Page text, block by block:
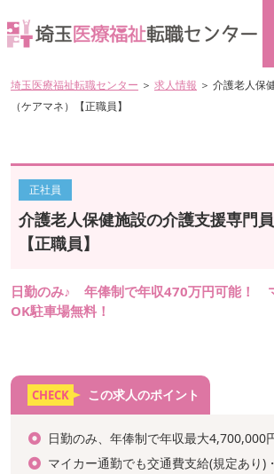
埼玉医療福祉転職センター ＞ 求人情報 ＞ 介護老人保
（ケアマネ）【正職員】
正社員
介護老人保健施設の介護支援専門員
【正職員】
日勤のみ♪ 年俸制で年収470万円可能！
OK駐車場無料！
CHECK この求人のポイント
日勤のみ、年俸制で年収最大4,700,000
マイカー通勤でも交通費支給(規定あり)